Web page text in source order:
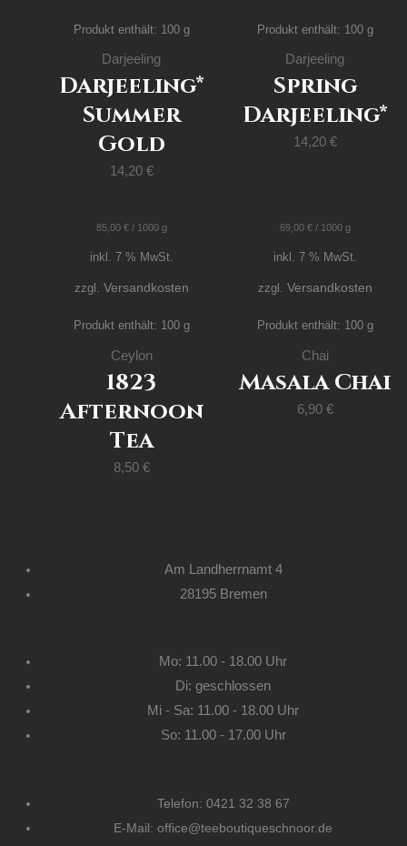
Produkt enthält: 100 g
Darjeeling
Darjeeling*
Summer
Gold
14,20 €
Produkt enthält: 100 g
Darjeeling
Spring
Darjeeling*
14,20 €
85,00 €/ 1000 g
inkl. 7 % MwSt.
zzgl. Versandkosten
Produkt enthält: 100 g
Ceylon
1823
Afternoon
Tea
8,50 €
69,00 €/ 1000 g
inkl. 7 % MwSt.
zzgl. Versandkosten
Produkt enthält: 100 g
Chai
Masala Chai
6,90 €
Am Landherrnamt 4
28195 Bremen
Mo: 11.00 - 18.00 Uhr
Di: geschlossen
Mi - Sa: 11.00 - 18.00 Uhr
So: 11.00 - 17.00 Uhr
Telefon: 0421 32 38 67
E-Mail: office@teeboutiqueschnoor.de